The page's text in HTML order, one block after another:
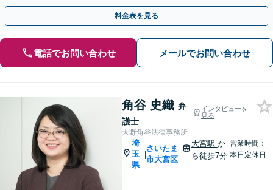
ート。顧問契約料は柔軟に調整【完全個室】【大宮駅3分】
料金表を見る
電話でお問い合わせ メールでお問い合わせ
角谷 史織 弁
護士
インタビューを
見る
大野角谷法律事務所
埼
玉
県
|
さいたま
市大宮区
大宮駅 か
ら徒歩7分
営業時間：
本日定休日